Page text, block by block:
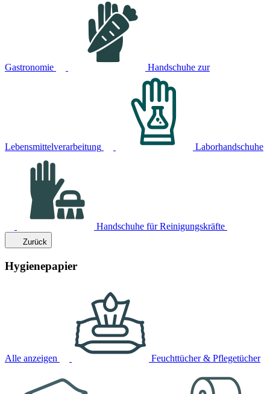
Gastronomie Handschuhe zur
Lebensmittelverarbeitung Laborhandschuhe
Handschuhe für Reinigungskräfte
Zurück
Hygienepapier
Alle anzeigen Feuchttücher & Pflegetücher